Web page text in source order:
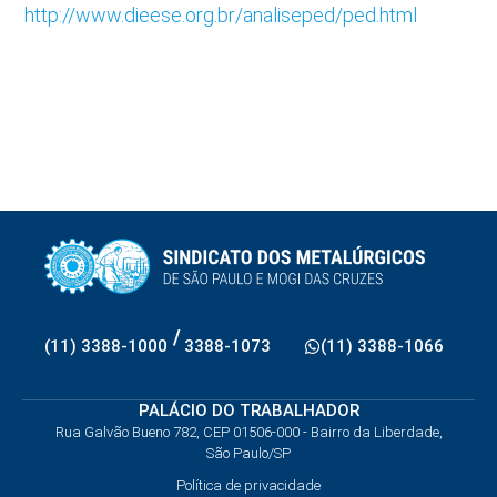
http://www.dieese.org.br/analiseped/ped.html
(11) 3388-1000 / 3388-1073 (11) 3388-1066
PALÁCIO DO TRABALHADOR
Rua Galvão Bueno 782, CEP 01506-000 - Bairro da Liberdade,
São Paulo/SP
Política de privacidade